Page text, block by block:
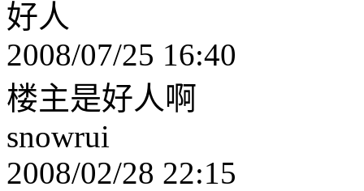
好人
2008/07/25 16:40
楼主是好人啊
snowrui
2008/02/28 22:15